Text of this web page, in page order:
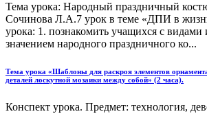
Тема урока: Народный праздничный
Сочинова Л.А.7 урок в теме «ДПИ в
урока: 1. познакомить учащихся с
значением народного праздничного ко...
Тема урока «Шаблоны для раскроя элементов
деталей лоскутной мозаики между собой» (2 часа).
Конспект урока. Предмет: технология,